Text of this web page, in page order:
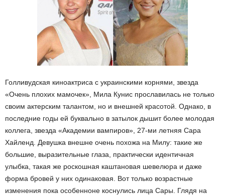
Голливудская киноактриса с украинскими корнями, звезда
«Очень плохих мамочек», Мила Кунис прославилась не только
своим актерским талантом, но и внешней красотой. Однако, в
последние годы ей буквально в затылок дышит более молодая
коллега, звезда «Академии вампиров», 27-ми летняя Сара
Хайленд. Девушка внешне очень похожа на Милу: такие же
большие, выразительные глаза, практически идентичная
улыбка, такая же роскошная каштановая шевелюра и даже
форма бровей у них одинаковая. Вот только возрастные
изменения пока особенноне коснулись лица Сары. Глядя на